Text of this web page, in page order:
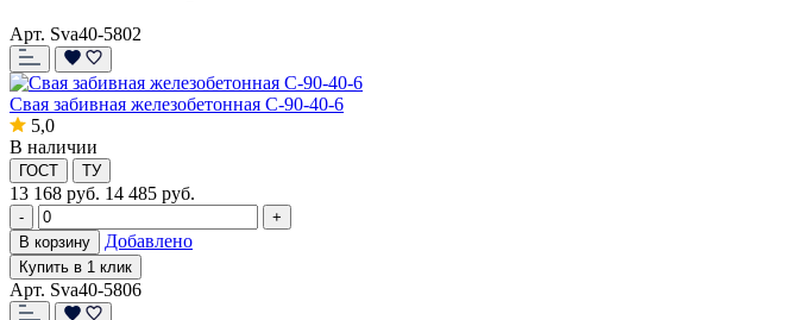
Арт. Sva40-5802
Свая забивная железобетонная С-90-40-6
5,0
В наличии
ГОСТ ТУ
13 168 руб. 14 485 руб.
-
+
В корзину
Добавлено
Купить в 1 клик
Арт. Sva40-5806